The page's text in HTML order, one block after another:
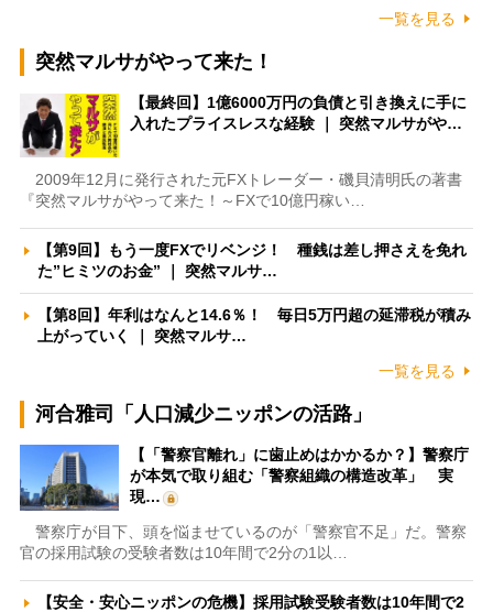
一覧を見る
突然マルサがやって来た！
【最終回】1億6000万円の負債と引き換えに手に
入れたプライスレスな経験 ｜ 突然マルサがや…
2009年12月に発行された元FXトレーダー・磯貝清明氏の著書
『突然マルサがやって来た！～FXで10億円稼い…
【第9回】もう一度FXでリベンジ！ 種銭は差し押さえを免れ
た”ヒミツのお金” ｜ 突然マルサ…
【第8回】年利はなんと14.6％！ 毎日5万円超の延滞税が積み
上がっていく ｜ 突然マルサ…
一覧を見る
河合雅司「人口減少ニッポンの活路」
【「警察官離れ」に歯止めはかかるか？】警察庁
が本気で取り組む「警察組織の構造改革」 実
現…
警察庁が目下、頭を悩ませているのが「警察官不足」だ。警察
官の採用試験の受験者数は10年間で2分の1以…
【安全・安心ニッポンの危機】採用試験受験者数は10年間で2